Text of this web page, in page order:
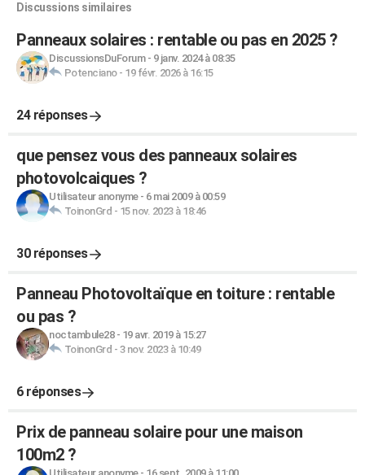
Discussions similaires
Panneaux solaires : rentable ou pas en 2025 ?
DiscussionsDuForum- 9 janv. 2024 à 08:35
Potenciano- 19 févr. 2026 à 16:15
24 réponses
que pensez vous des panneaux solaires
photovolcaiques ?
Utilisateur anonyme- 6 mai 2009 à 00:59
ToinonGrd - 15 nov. 2023 à 18:46
30 réponses
Panneau Photovoltaïque en toiture : rentable
ou pas ?
noctambule28- 19 avr. 2019 à 15:27
ToinonGrd - 3 nov. 2023 à 10:49
6 réponses
Prix de panneau solaire pour une maison
100m2 ?